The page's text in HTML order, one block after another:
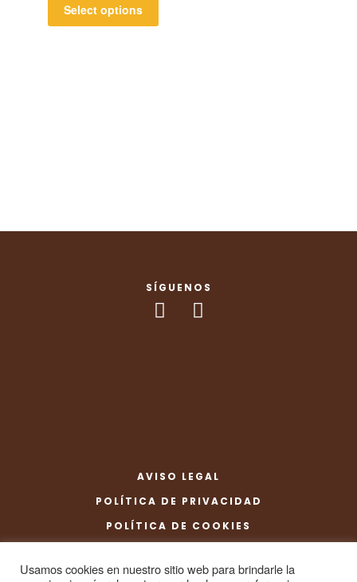
Select options
SÍGUENOS
AVISO LEGAL
POLÍTICA DE PRIVACIDAD
POLÍTICA DE COOKIES
Usamos cookies en nuestro sitio web para brindarle la